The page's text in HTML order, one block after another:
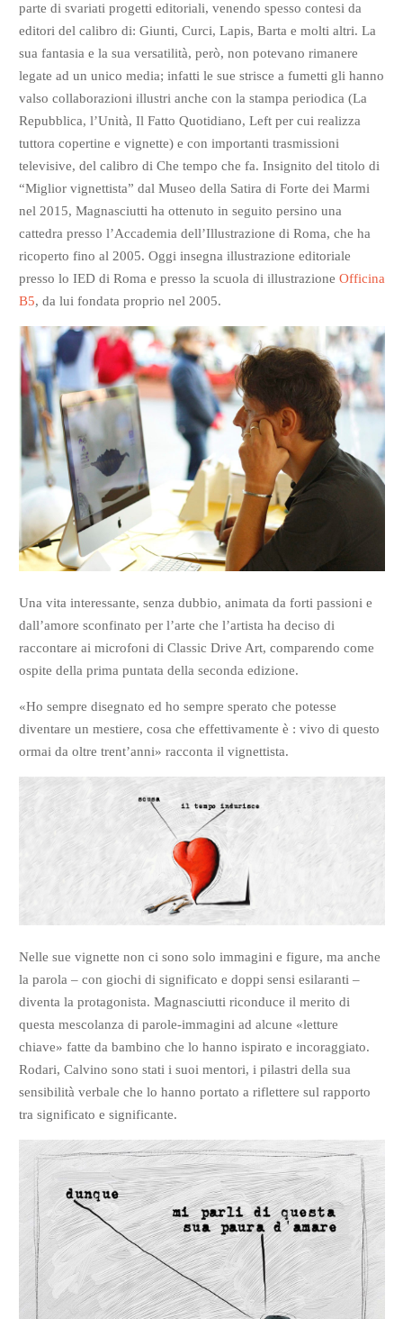
parte di svariati progetti editoriali, venendo spesso contesi da
editori del calibro di: Giunti, Curci, Lapis, Barta e molti altri. La
sua fantasia e la sua versatilità, però, non potevano rimanere
legate ad un unico media; infatti le sue strisce a fumetti gli hanno
valso collaborazioni illustri anche con la stampa periodica (La
Repubblica, l’Unità, Il Fatto Quotidiano, Left per cui realizza
tuttora copertine e vignette) e con importanti trasmissioni
televisive, del calibro di Che tempo che fa. Insignito del titolo di
“Miglior vignettista” dal Museo della Satira di Forte dei Marmi
nel 2015, Magnasciutti ha ottenuto in seguito persino una
cattedra presso l’Accademia dell’Illustrazione di Roma, che ha
ricoperto fino al 2005. Oggi insegna illustrazione editoriale
presso lo IED di Roma e presso la scuola di illustrazione Officina
B5, da lui fondata proprio nel 2005.
Una vita interessante, senza dubbio, animata da forti passioni e
dall’amore sconfinato per l’arte che l’artista ha deciso di
raccontare ai microfoni di Classic Drive Art, comparendo come
ospite della prima puntata della seconda edizione.
«Ho sempre disegnato ed ho sempre sperato che potesse
diventare un mestiere, cosa che effettivamente è : vivo di questo
ormai da oltre trent’anni» racconta il vignettista.
Nelle sue vignette non ci sono solo immagini e figure, ma anche
la parola – con giochi di significato e doppi sensi esilaranti –
diventa la protagonista. Magnasciutti riconduce il merito di
questa mescolanza di parole-immagini ad alcune «letture
chiave» fatte da bambino che lo hanno ispirato e incoraggiato.
Rodari, Calvino sono stati i suoi mentori, i pilastri della sua
sensibilità verbale che lo hanno portato a riflettere sul rapporto
tra significato e significante.